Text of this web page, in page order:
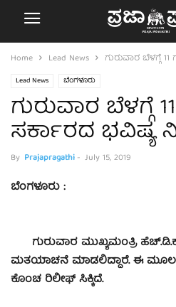
Home Lead News ಗುರುವಾರ ಬೆಳಗ್ಗೆ
Lead News ಬೆಂಗಳೂರು
ಗುರುವಾರ ಬೆಳಗ್ಗೆ
ಸರ್ಕಾರದ ಭವಿಷ್ಯ
By Prajapragathi- July 15, 2019
ಬೆಂಗಳೂರು :
ಗುರುವಾರ ಮುಖ್ಯಮಂತ್ರಿ
ಮತಯಾಚನೆ ಮಾಡಲಿದ್ದಾರೆ. ಈ ಮೂಲಕ
ಕೊಂಚ ರಿಲೀಫ್ ಸಿಕ್ಕಿದೆ.